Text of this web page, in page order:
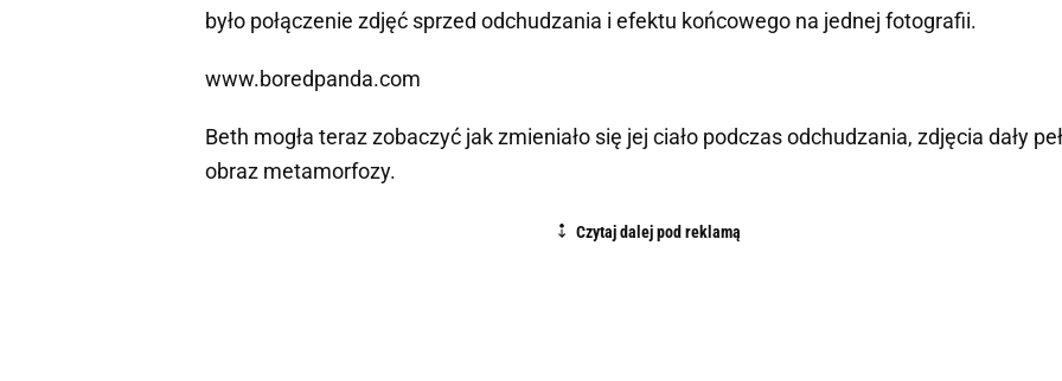
było połączenie zdjęć sprzed odchudzania i efektu końcowego na jednej fotografii.
www.boredpanda.com
Beth mogła teraz zobaczyć jak zmieniało się jej ciało podczas odchudzania, zdjęcia dały
obraz metamorfozy.